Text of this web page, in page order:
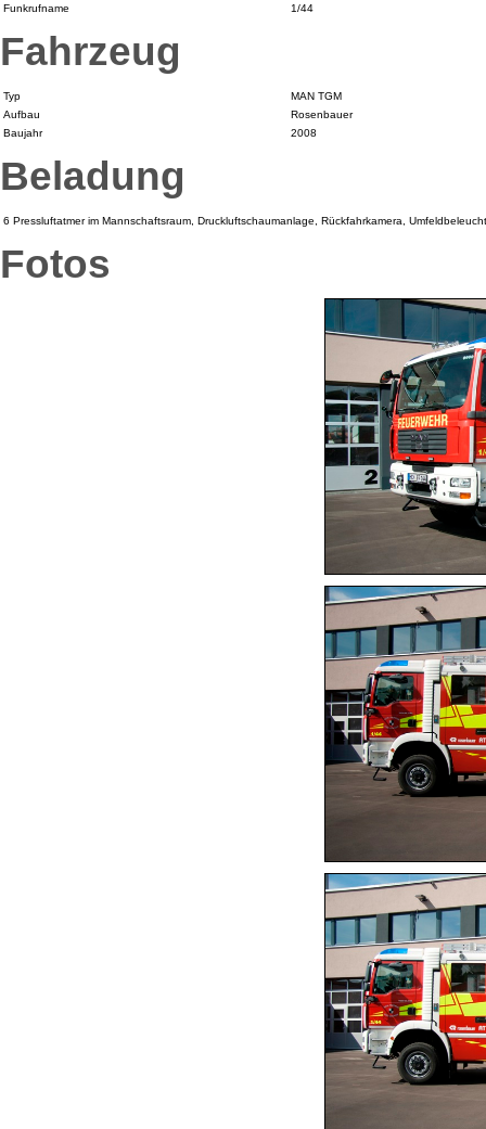
Funkrufname
1/44
Fahrzeug
Typ
MAN TGM
Aufbau
Rosenbauer
Baujahr
2008
Beladung
6 Pressluftatmer im Mannschaftsraum, Druckluftschaumanlage, Rückfahrkamera,
Fotos